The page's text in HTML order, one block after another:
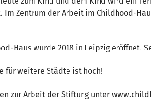
Im Zentrum der Arbeit im Childhood-
Haus wurde 2018 in Leipzig eröffnet.
für weitere Städte ist hoch!
zur Arbeit der Stiftung unter